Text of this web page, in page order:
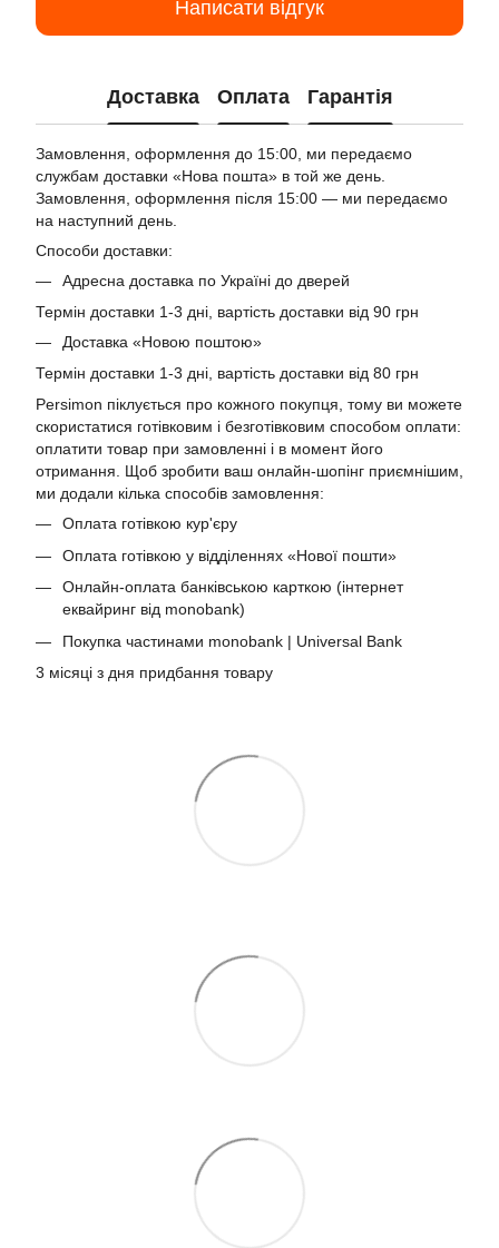
Написати відгук
Доставка Оплата Гарантія
Замовлення, оформлення до 15:00, ми передаємо
службам доставки «Нова пошта» в той же день.
Замовлення, оформлення після 15:00 — ми передаємо
на наступний день.
Способи доставки:
Адресна доставка по Україні до дверей
Термін доставки 1-3 дні, вартість доставки від 90 грн
Доставка «Новою поштою»
Термін доставки 1-3 дні, вартість доставки від 80 грн
Persimon піклується про кожного покупця, тому ви можете
скористатися готівковим і безготівковим способом оплати:
оплатити товар при замовленні і в момент його
отримання. Щоб зробити ваш онлайн-шопінг приємнішим,
ми додали кілька способів замовлення:
Оплата готівкою кур'єру
Оплата готівкою у відділеннях «Нової пошти»
Онлайн-оплата банківською карткою (інтернет
еквайринг від monobank)
Покупка частинами monobank | Universal Bank
3 місяці з дня придбання товару